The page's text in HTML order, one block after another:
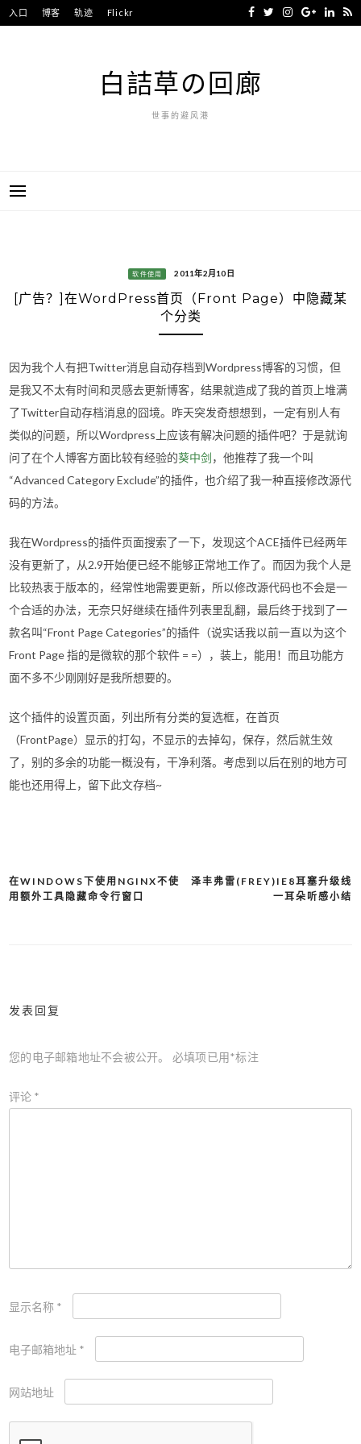
Skip
to
入口 博客 轨迹 Flickr
白詰草の回廊
世事的避风港
软件使用 2011年2月10日
[广告？]在WordPress首页（Front Page）中隐藏某
个分类
因为我个人有把Twitter消息自动存档到Wordpress博客的习惯，但
是我又不太有时间和灵感去更新博客，结果就造成了我的首页上堆满
了Twitter自动存档消息的囧境。昨天突发奇想想到，一定有别人有
类似的问题，所以Wordpress上应该有解决问题的插件吧？于是就询
问了在个人博客方面比较有经验的葵中剑，他推荐了我一个叫
“Advanced Category Exclude”的插件，也介绍了我一种直接修改源代
码的方法。
我在Wordpress的插件页面搜索了一下，发现这个ACE插件已经两年
没有更新了，从2.9开始便已经不能够正常地工作了。而因为我个人是
比较热衷于版本的，经常性地需要更新，所以修改源代码也不会是一
个合适的办法，无奈只好继续在插件列表里乱翻，最后终于找到了一
款名叫“Front Page Categories”的插件（说实话我以前一直以为这个
Front Page 指的是微软的那个软件 = =），装上，能用！而且功能方
面不多不少刚刚好是我所想要的。
这个插件的设置页面，列出所有分类的复选框，在首页
（FrontPage）显示的打勾，不显示的去掉勾，保存，然后就生效
了，别的多余的功能一概没有，干净利落。考虑到以后在别的地方可
能也还用得上，留下此文存档~
文
泽丰弗雷(FREY)IE8耳塞升级线
一耳朵听感小结
在WINDOWS下使用NGINX不使
用额外工具隐藏命令行窗口
发表回复
您的电子邮箱地址不会被公开。 必填项已用*标注
评论 *
显示名称 *
电子邮箱地址 *
网站地址